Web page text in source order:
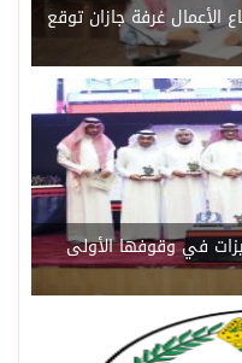
تمثل قطاع الأعمال غرفة جازان توقع
في وقوفها الأولى